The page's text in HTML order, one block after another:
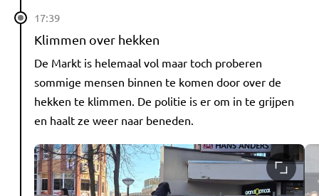
17:39
Klimmen over hekken
De Markt is helemaal vol maar toch proberen
sommige mensen binnen te komen door over de
hekken te klimmen. De politie is er om in te grijpen
en haalt ze weer naar beneden.